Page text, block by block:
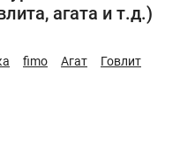
агата и т.д.)
fimo Агат
Говлит